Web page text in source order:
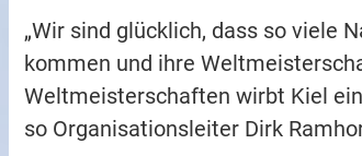
„Wir sind glücklich, dass so viele
kommen und ihre
Weltmeisterschaften wirbt Kiel
so Organisationsleiter Dirk